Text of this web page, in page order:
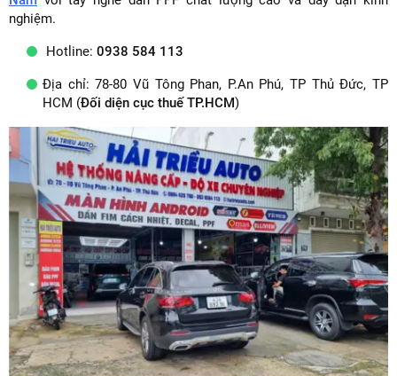
nghiệm.
Hotline: 0938 584 113
Địa chỉ: 78-80 Vũ Tông Phan, P.An Phú, TP Thủ Đức, TP
HCM (Đối diện cục thuế TP.HCM)